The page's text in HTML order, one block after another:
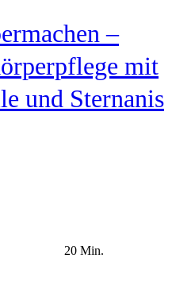
–
mit
und Sternanis
20 Min.